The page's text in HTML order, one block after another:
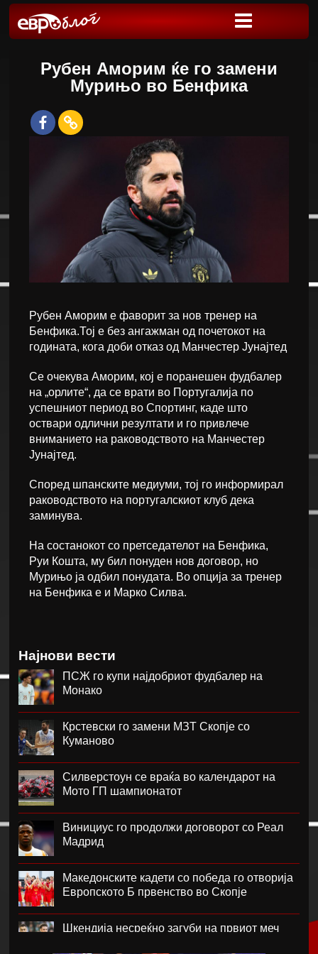
Рубен Аморим ќе го замени
Мурињо во Бенфика
Рубен Аморим е фаворит за нов тренер на
Бенфика.Тој е без ангажман од почетокот на
годината, кога доби отказ од Манчестер Јунајтед
Се очекува Аморим, кој е поранешен фудбалер
на „орлите“, да се врати во Португалија по
успешниот период во Спортинг, каде што
оствари одлични резултати и го привлече
вниманието на раководството на Манчестер
Јунајтед.
Според шпанските медиуми, тој го информирал
раководството на португалскиот клуб дека
заминува.
На состанокот со претседателот на Бенфика,
Руи Кошта, му бил понуден нов договор, но
Мурињо ја одбил понудата. Во опција за тренер
на Бенфика е и Марко Силва.
Најнови вести
ПСЖ го купи најдобриот фудбалер на
Монако
Крстевски го замени МЗТ Скопје со
Куманово
Силверстоун се враќа во календарот на
Мото ГП шампионатот
Винициус го продолжи договорот со Реал
Мадрид
Македонските кадети со победа го отворија
Европското Б првенство во Скопје
Шкендија несреќно загуби на првиот меч